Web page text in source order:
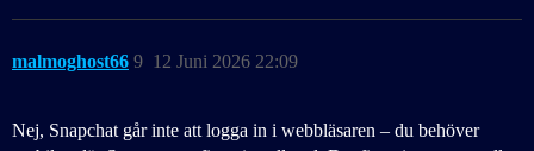
malmoghost66 12 Juni 2026 22:09
9
Nej, Snapchat går inte att logga in i webbläsaren – du behöver